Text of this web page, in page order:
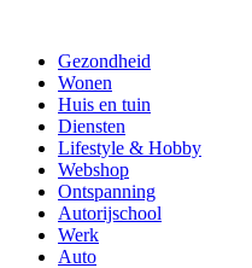
Gezondheid
Wonen
Huis en tuin
Diensten
Lifestyle & Hobby
Webshop
Ontspanning
Autorijschool
Werk
Auto